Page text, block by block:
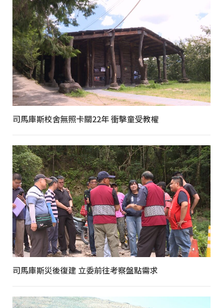
司馬庫斯校舍無照卡關22年 衝擊童受教權
司馬庫斯災後復建 立委前往考察盤點需求